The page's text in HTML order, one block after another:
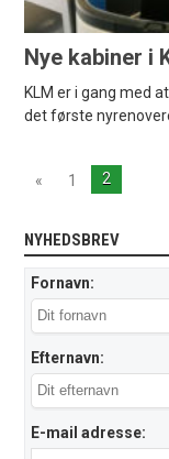
Nye kabiner i
KLM er i gang med
det første
« 1 2
NYHEDSBREV
Fornavn:
Efternavn:
E-mail adresse: